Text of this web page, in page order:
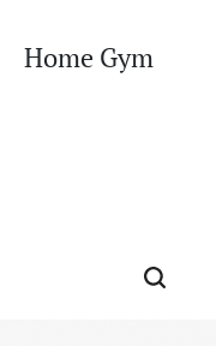
Home Gym